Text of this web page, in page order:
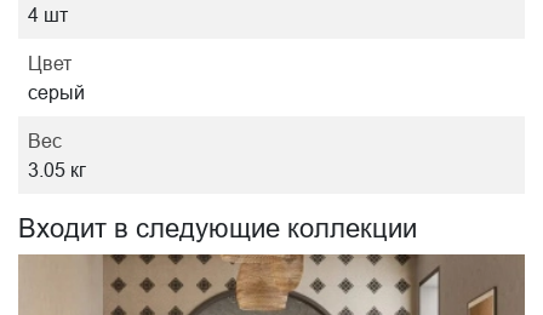
4 шт
Цвет
серый
Вес
3.05 кг
Входит в следующие коллекции